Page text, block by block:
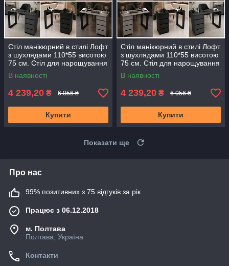
Стіл манікюрний в стилі Лофт
з шухлядами 110*55 висотою
75 см. Стіл для нарощування
нігтів Білий
В наявності
4 239,20 ₴ 6 056 ₴
Купити
Стіл манікюрний в стилі Лофт
з шухлядами 110*55 висотою
75 см. Стіл для нарощування
нігтів Білий
В наявності
4 239,20 ₴ 6 056 ₴
Купити
Показати ще
Про нас
99% позитивних з 75 відгуків за рік
Працює з 06.12.2018
м. Полтава
Полтава, Україна
Контакти